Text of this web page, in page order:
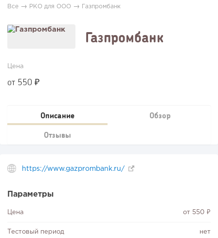
Все → РКО для ООО → Газпромбанк
Газпромбанк
Цена
от 550 ₽
Описание Обзор
Отзывы
https://www.gazprombank.ru/
Параметры
Цена от 550 ₽
Тестовый период нет